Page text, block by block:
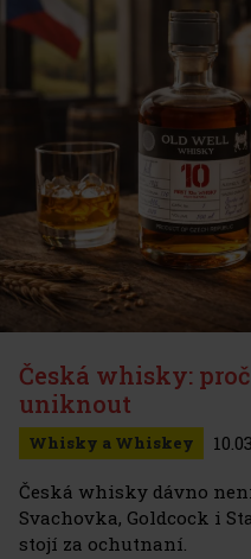
Česká whisky:
uniknout
Whisky a Whiskey
Česká whisky dávno
Svachovka, Goldcock i
stojí za ochutnaní.